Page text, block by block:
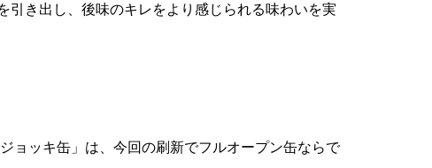
き出し、後味のキレをより感じられる味わいを実
ョッキ缶」は、今回の刷新でフルオープン缶ならで